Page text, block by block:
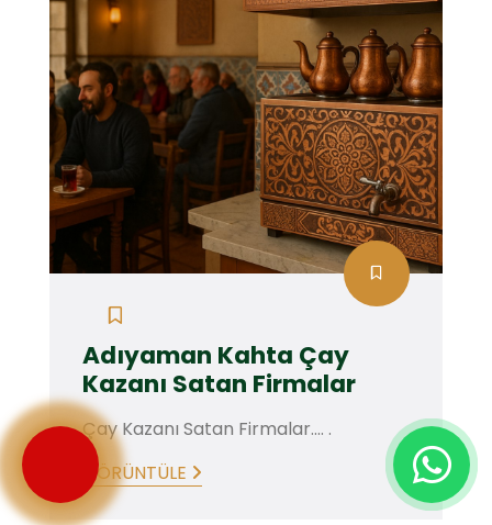
Adıyaman Kahta Çay
Kazanı Satan Firmalar
Çay Kazanı Satan Firmalar.... .
GÖRÜNTÜLE